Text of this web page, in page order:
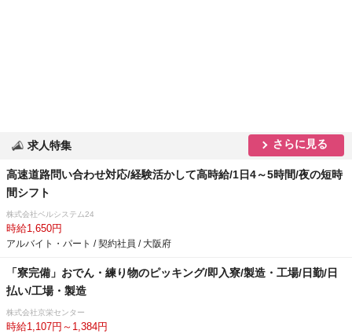
求人特集 さらに見る
高速道路問い合わせ対応/経験活かして高時給/1日4～5時間/夜の短時
間シフト
株式会社ベルシステム24
時給1,650円
アルバイト・パート / 契約社員 / 大阪府
「寮完備」おでん・練り物のピッキング/即入寮/製造・工場/日勤/日
払い/工場・製造
株式会社京栄センター
時給1,107円～1,384円